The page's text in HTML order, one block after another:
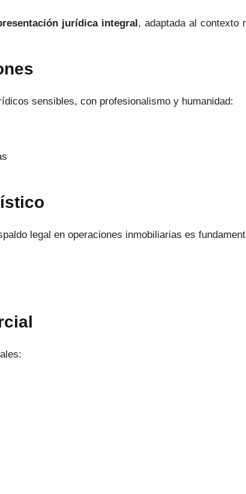
jurídica integral, adaptada al contexto
sensibles, con profesionalismo y humanidad:
legal en operaciones inmobiliarias es